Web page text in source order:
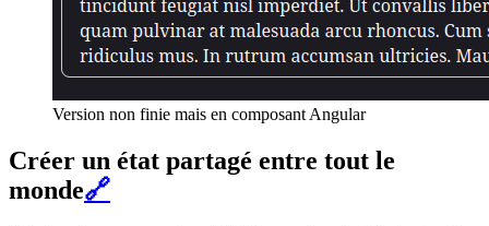
Version non finie mais en composant Angular
Créer un état partagé entre tout le
monde🔗